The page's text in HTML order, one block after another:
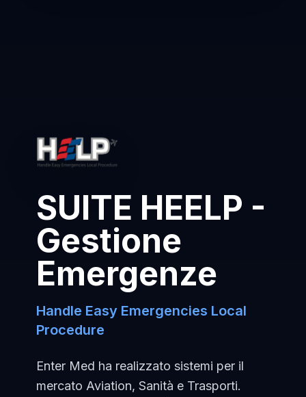
SUITE HEELP -
Gestione
Emergenze
Handle Easy Emergencies Local
Procedure
Enter Med ha realizzato sistemi per il
mercato Aviation, Sanità e Trasporti.